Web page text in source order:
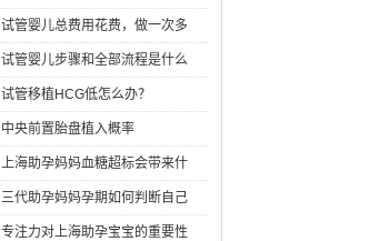
试管婴儿总费用花费，做一次多
试管婴儿步骤和全部流程是什么
试管移植HCG低怎么办？
中央前置胎盘植入概率
上海助孕妈妈血糖超标会带来什
三代助孕妈妈孕期如何判断自己
专注力对上海助孕宝宝的重要性